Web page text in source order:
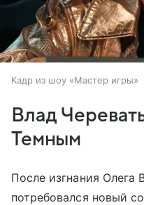
Кадр из шоу «Мастер игры»
Влад
Темным
После изгнания
потребовался новый